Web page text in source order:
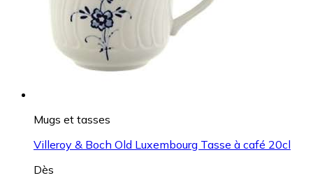
Mugs et tasses
Villeroy & Boch Old Luxembourg Tasse à café 20cl
Dès